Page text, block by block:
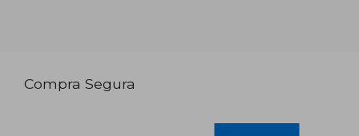
Compra Segura